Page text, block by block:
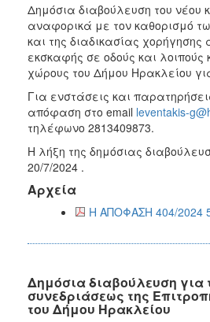
Δημόσια διαβούλευση του νέου
αναφορικά με τον καθορισμό
και της διαδικασίας χορήγησης
εκσκαφής σε οδούς και λοιπούς
χώρους του Δήμου Ηρακλείου
Για ενστάσεις και
απόφαση στο email leventakis-
τηλέφωνο 2813409873.
Η λήξη της δημόσιας
20/7/2024 .
Αρχεία
Η ΑΠΟΦΑΣΗ 404/2024
Δημόσια διαβούλευση για
συνεδριάσεως της
του Δήμου Ηρακλείου